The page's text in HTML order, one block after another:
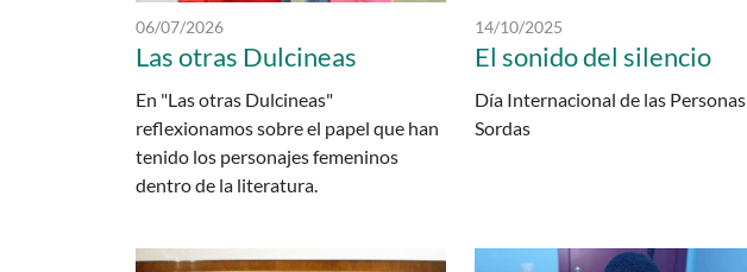
Fecha de publicación:
06/07/2026
Las otras Dulcineas
En "Las otras Dulcineas"
reflexionamos sobre el papel que han
tenido los personajes femeninos
dentro de la literatura.
Fecha de publicación:
14/10/2025
El sonido del silencio
Día Internacional de las Personas
Sordas